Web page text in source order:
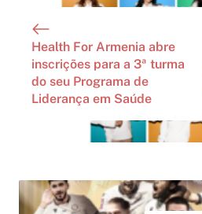
Health For Armenia abre
inscrições para a 3ª turma
do seu Programa de
Liderança em Saúde